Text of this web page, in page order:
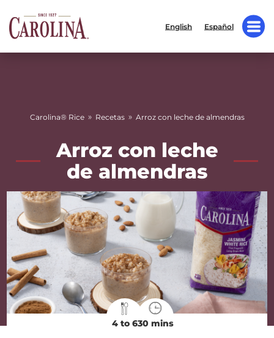
English Español
Carolina® Rice » Recetas » Arroz con leche de almendras
Arroz con leche
de almendras
4 to 630 mins